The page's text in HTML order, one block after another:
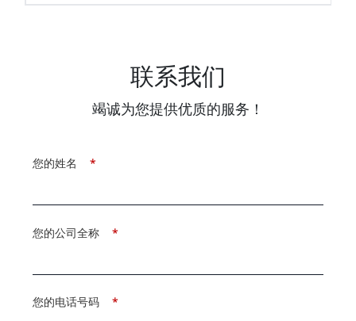
联系我们
竭诚为您提供优质的服务！
*
您的姓名
*
您的公司全称
*
您的电话号码